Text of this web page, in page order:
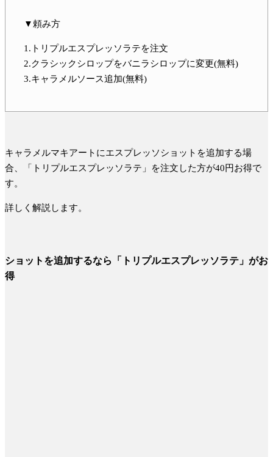
▼頼み方
1.トリプルエスプレッソラテを注文
2.クラシックシロップをバニラシロップに変更(無料)
3.キャラメルソース追加(無料)
キャラメルマキアートにエスプレッソショットを追加する場
合、
「トリプルエスプレッソラテ」を注文した方が40円お得で
す。
詳しく解説します。
ショットを追加するなら「トリプルエスプレッソラテ」がお
得